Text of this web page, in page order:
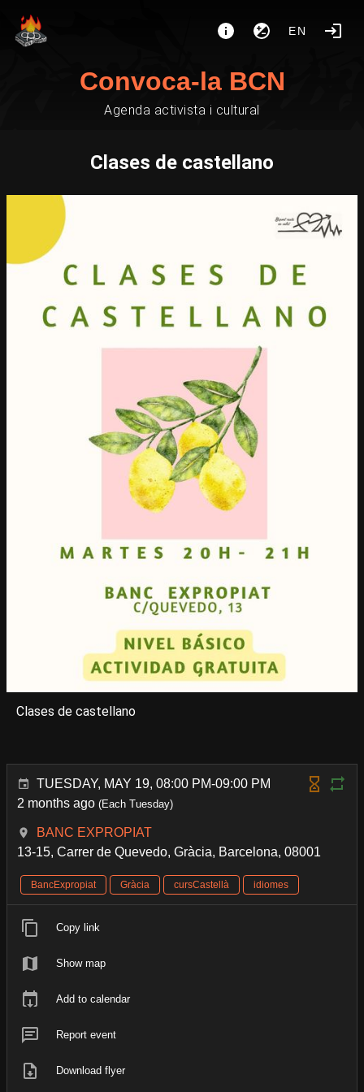
EN
Convoca-la BCN
Agenda activista i cultural
Clases de castellano
Clases de castellano
TUESDAY, MAY 19, 08:00 PM-09:00 PM
2 months ago (Each Tuesday)
BANC EXPROPIAT
13-15, Carrer de Quevedo, Gràcia, Barcelona, 08001
BancExpropiat Gràcia cursCastellà idiomes
Copy link
Show map
Add to calendar
Report event
Download flyer